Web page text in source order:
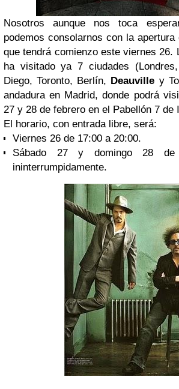
Nosotros aunque nos toca
podemos consolarnos con la
que tendrá comienzo este viernes 26.
ha visitado ya 7 ciudades
Diego, Toronto, Berlín, Deauville y
andadura en Madrid, donde podrá
27 y 28 de febrero en el Pabellón 7 de
El horario, con entrada libre, será:
Viernes 26 de 17:00 a 20:00.
Sábado 27 y domingo 28
ininterrumpidamente.